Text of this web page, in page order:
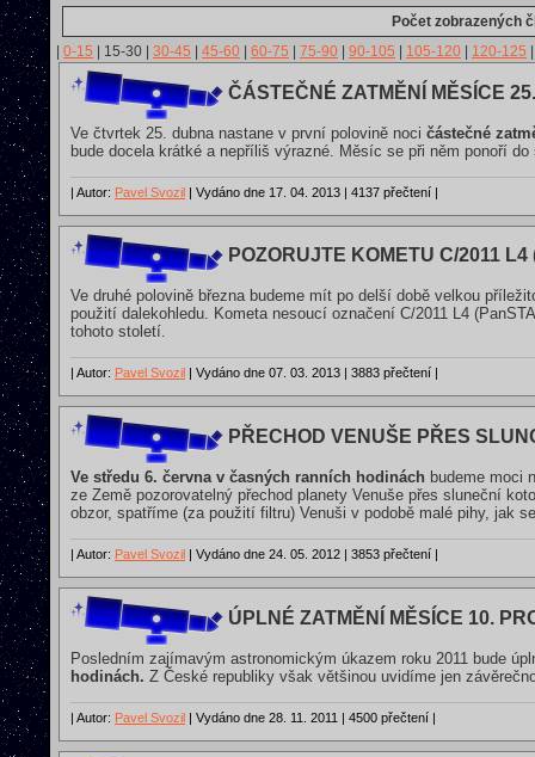
Počet zobrazených
0-15 15-30 30-45 45-60 60-75 75-90 90-105 105-120 120-125
ČÁSTEČNÉ ZATMĚNÍ MĚSÍCE
Ve čtvrtek 25. dubna nastane v první polovině noci částečné
bude docela krátké a nepříliš výrazné. Měsíc se při něm ponoří
| Autor: Pavel Svozil | Vydáno dne 17. 04. 2013 | 4137 přečtení |
POZORUJTE KOMETU C/2011
Ve druhé polovině března budeme mít po delší době velkou
použití dalekohledu. Kometa nesoucí označení C/2011 L4
tohoto století.
| Autor: Pavel Svozil | Vydáno dne 07. 03. 2013 | 3883 přečtení |
PŘECHOD VENUŠE PŘES
Ve středu 6. června v časných ranních hodinách budeme moci
ze Země pozorovatelný přechod planety Venuše přes sluneční
obzor, spatříme (za použití filtru) Venuši v podobě malé pihy, jak
| Autor: Pavel Svozil | Vydáno dne 24. 05. 2012 | 3853 přečtení |
ÚPLNÉ ZATMĚNÍ MĚSÍCE 10.
Posledním zajímavým astronomickým úkazem roku 2011 bude
hodinách. Z České republiky však většinou uvidíme jen
| Autor: Pavel Svozil | Vydáno dne 28. 11. 2011 | 4500 přečtení |